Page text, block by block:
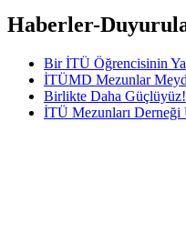
Haberler-
Bir İTÜ Öğrencisinin
İTÜMD Mezunlar
Birlikte Daha Güçlüyüz!
İTÜ Mezunları Derneği